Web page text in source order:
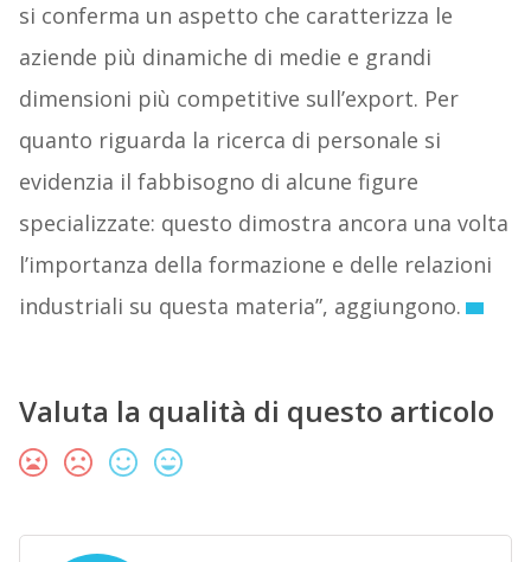
si conferma un aspetto che caratterizza le
aziende più dinamiche di medie e grandi
dimensioni più competitive sull’export. Per
quanto riguarda la ricerca di personale si
evidenzia il fabbisogno di alcune figure
specializzate: questo dimostra ancora una volta
l’importanza della formazione e delle relazioni
industriali su questa materia”, aggiungono.
Valuta la qualità di questo articolo